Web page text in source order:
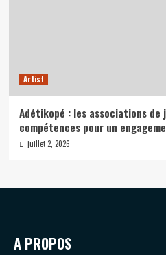
Artist
Adétikopé : les associations
compétences pour un
juillet 2, 2026
A PROPOS